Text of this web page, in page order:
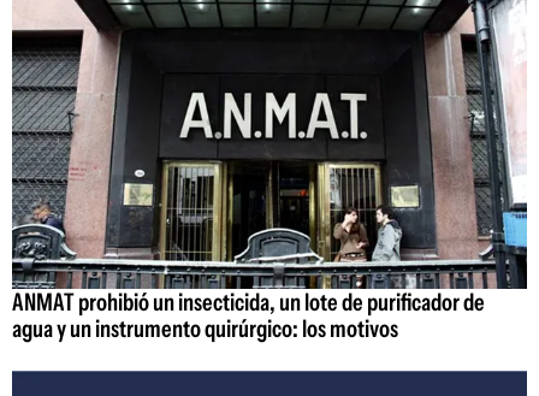
ANMAT prohibió un insecticida, un lote de purificador de
agua y un instrumento quirúrgico: los motivos